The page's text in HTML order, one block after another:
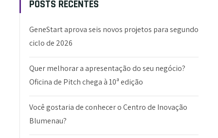
POSTS RECENTES
GeneStart aprova seis novos projetos para segundo
ciclo de 2026
Quer melhorar a apresentação do seu negócio?
Oficina de Pitch chega à 10ª edição
Você gostaria de conhecer o Centro de Inovação
Blumenau?